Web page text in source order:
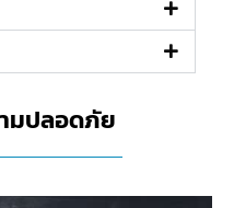
มปลอดภัย